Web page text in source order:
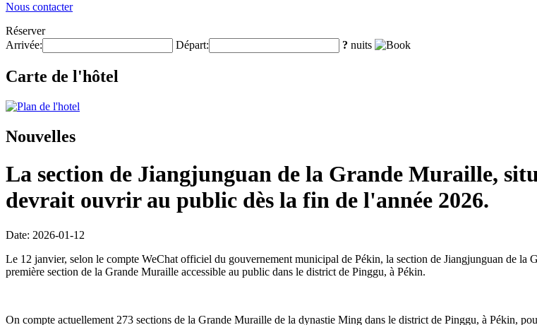
Nous contacter
Réserver
Arrivée:
Départ: ? nuits
Carte de l'hôtel
Nouvelles
La section de Jiangjunguan de la Grande Muraille,
devrait ouvrir au public dès la fin de l'année 2026.
Date: 2026-01-12
Le 12 janvier, selon le compte WeChat officiel du gouvernement municipal de Pékin, la section de Jiangjunguan de
première section de la Grande Muraille accessible au public dans le district de Pinggu, à Pékin.
On compte actuellement 273 sections de la Grande Muraille de la dynastie Ming dans le district de Pinggu, à Pékin,